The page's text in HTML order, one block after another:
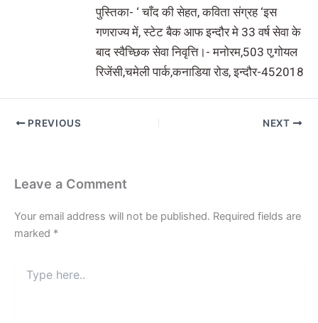
पुस्तिका- ‘ चाँद की सेहत, कविता संग्रह ‘इस
गणराज्य में, स्टेट बैक आफ इन्दौर मे 33 वर्ष सेवा के
बाद स्वैच्छिक सेवा निवृत्ति।- मनोरम,503 ए,गोयल
रिजेंसी,चमेली पार्क,कनाडिया रोड, इन्दौर-452018
PREVIOUS NEXT
Leave a Comment
Your email address will not be published. Required fields are
marked *
here..